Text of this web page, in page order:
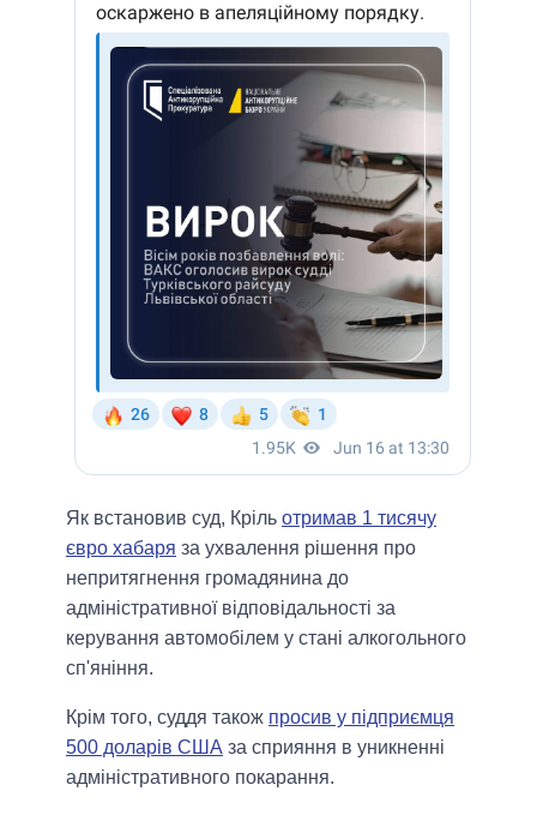
Як встановив суд, Кріль отримав 1 тисячу
євро хабаря за ухвалення рішення про
непритягнення громадянина до
адміністративної відповідальності за
керування автомобілем у стані алкогольного
сп'яніння.
Крім того, суддя також просив у підприємця
500 доларів США за сприяння в уникненні
адміністративного покарання.